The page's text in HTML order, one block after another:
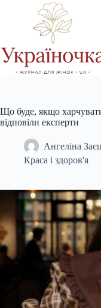
Що буде, якщо
відповіли експерти
Ангеліна
Краса і здоров'я